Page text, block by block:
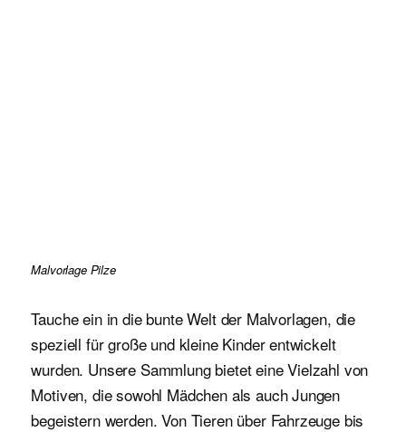
Malvorlage Pilze
Tauche ein in die bunte Welt der Malvorlagen, die
speziell für große und kleine Kinder entwickelt
wurden. Unsere Sammlung bietet eine Vielzahl von
Motiven, die sowohl Mädchen als auch Jungen
begeistern werden. Von Tieren über Fahrzeuge bis